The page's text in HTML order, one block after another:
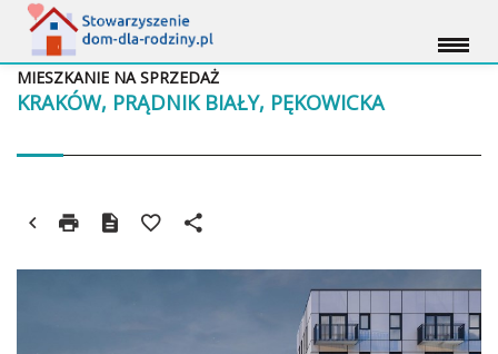
KRAKÓW, PRĄDNIK BIAŁY, PĘKOWICKA
MIESZKANIE NA SPRZEDAŻ